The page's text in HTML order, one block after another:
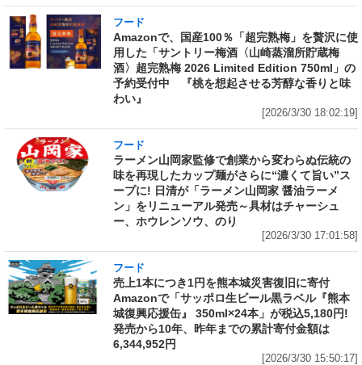
フード
Amazonで、国産100％「超完熟梅」を贅沢に使
用した「サントリー梅酒〈山崎蒸溜所貯蔵梅
酒〉超完熟梅 2026 Limited Edition 750ml」の
予約受付中 『桃を想起させる芳醇な香りと味
わい』
[2026/3/30 18:02:19]
フード
ラーメン山岡家監修で創業から変わらぬ伝統の
味を再現したカップ麺がさらに“濃くて旨い”ス
ープに! 日清が「ラーメン山岡家 醤油ラーメ
ン」をリニューアル発売～具材はチャーシュ
ー、ホウレンソウ、のり
[2026/3/30 17:01:58]
フード
売上1本につき1円を熊本城災害復旧に寄付
Amazonで「サッポロ生ビール黒ラベル『熊本
城復興応援缶』 350ml×24本」が税込5,180円!
発売から10年、昨年までの累計寄付金額は
6,344,952円
[2026/3/30 15:50:17]